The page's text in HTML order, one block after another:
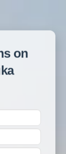
on